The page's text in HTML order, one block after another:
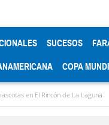
SUCESOS
COPA
La Laguna La Comisión